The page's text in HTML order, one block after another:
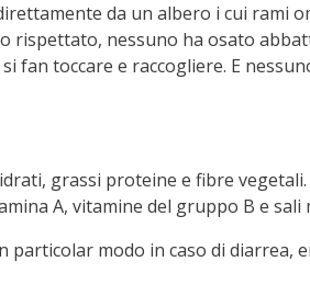
da un albero i cui rami
nessuno ha osato
toccare e raccogliere. E
grassi proteine e fibre
A, vitamine del gruppo B e sali
particolar modo in caso di diarrea,